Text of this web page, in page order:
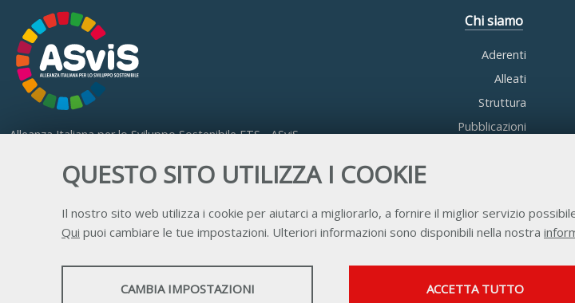
QUESTO SITO UTILIZZA I COOKIE
Il nostro sito web utilizza i cookie per aiutarci a migliorarlo, a fornire il miglior servizio
Qui puoi cambiare le tue impostazioni. Ulteriori informazioni sono disponibili nella nostra
STATISTICHE SERVIZI FACOLTATVI
CAMBIA IMPOSTAZIONI ACCETTA TUTTO
Alleanza Italiana per lo Sviluppo Sostenibile ETS - ASviS
C.F. 97893090585 P.IVA 14610671001
Chi siamo
Aderenti
Alleati
Struttura
Pubblicazioni
Contatti Privacy